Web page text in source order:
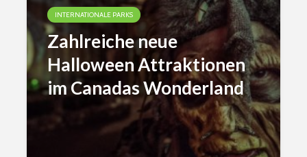
INTERNATIONALE PARKS
Zahlreiche neue
Halloween Attraktionen
im Canadas Wonderland